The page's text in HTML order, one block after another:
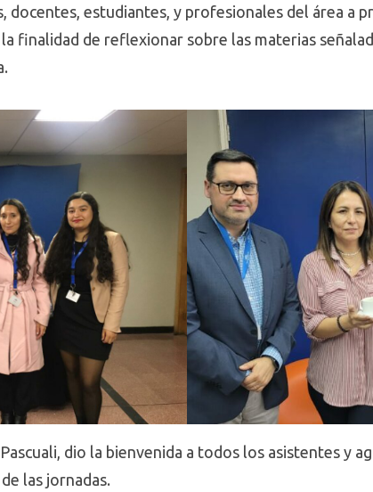
docentes, estudiantes, y profesionales del área a
finalidad de reflexionar sobre las materias
dio la bienvenida a todos los asistentes y
las jornadas.